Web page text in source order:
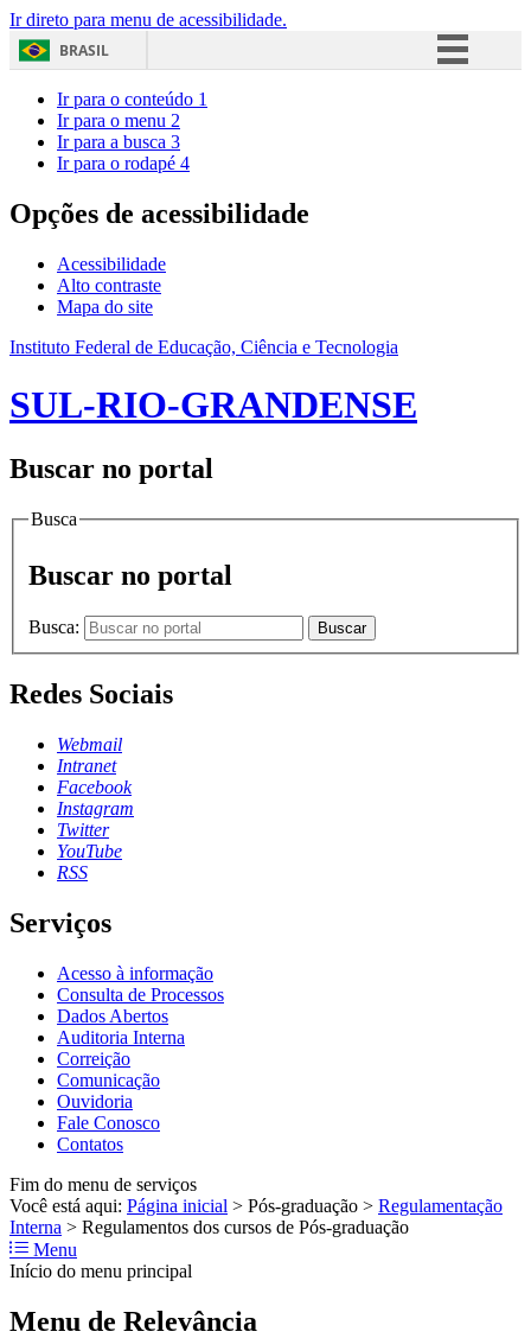
Ir direto para menu de acessibilidade.
BRASIL
Acesso à informação
Ir para o conteúdo 1
Ir para o menu 2
Ir para a busca 3
Ir para o rodapé 4
Opções de acessibilidade
Acessibilidade
Alto contraste
Mapa do site
Instituto Federal de Educação, Ciência e Tecnologia
SUL-RIO-GRANDENSE
Buscar no portal
Busca
Buscar no portal
Busca: Buscar
Redes Sociais
Webmail
Intranet
Facebook
Instagram
Twitter
YouTube
RSS
Serviços
Acesso à informação
Consulta de Processos
Dados Abertos
Auditoria Interna
Correição
Comunicação
Ouvidoria
Fale Conosco
Contatos
Fim do menu de serviços
Você está aqui: Página inicial > Pós-graduação > Regulamentação
Interna > Regulamentos dos cursos de Pós-graduação
Menu
Início do menu principal
Menu de Relevância